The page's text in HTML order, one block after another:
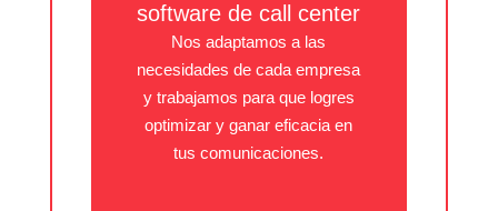
software de call center
Nos adaptamos a las
necesidades de cada empresa
y trabajamos para que logres
optimizar y ganar eficacia en
tus comunicaciones.